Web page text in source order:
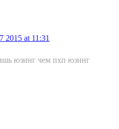
2015 at 11:31
юзинг чем пхп юзинг